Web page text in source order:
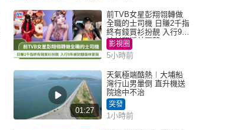
前TVB女星彭翔翎轉做
全職的士司機 日賺2千指
終有錢買衫扮靚 入行9年
被封翻版林夏薇
影視圈
5小時前
01:27
天氣極端酷熱︱大埔船
灣行山男暈倒 直升機送
院途中不治
突發
1小時前